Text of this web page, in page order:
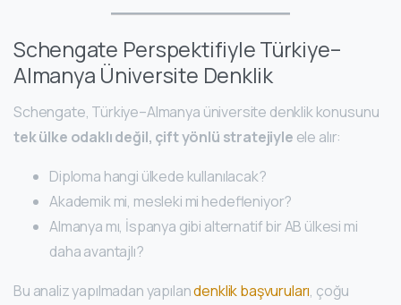
Schengate Perspektifiyle Türkiye–
Almanya Üniversite Denklik
Schengate, Türkiye–Almanya üniversite denklik konusunu
tek ülke odaklı değil, çift yönlü stratejiyle ele alır:
Diploma hangi ülkede kullanılacak?
Akademik mi, mesleki mi hedefleniyor?
Almanya mı, İspanya gibi alternatif bir AB ülkesi mi
daha avantajlı?
Bu analiz yapılmadan yapılandenklik başvuruları, çoğu